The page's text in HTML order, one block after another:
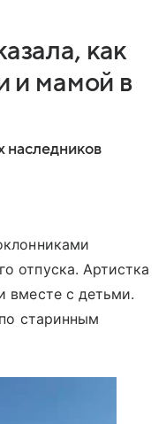
как
и мамой в
наследников
отпуска. Артистка
вместе с детьми.
старинным